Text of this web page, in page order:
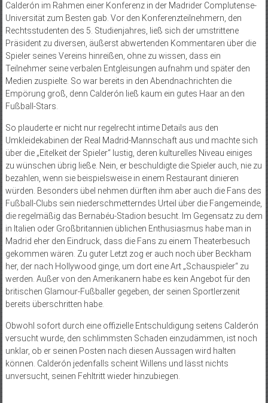
Calderón im Rahmen einer Konferenz in der Madrider Complutense-
Universität zum Besten gab. Vor den Konferenzteilnehmern, den
Rechtsstudenten des 5. Studienjahres, ließ sich der umstrittene
Präsident zu diversen, äußerst abwertenden Kommentaren über die
Spieler seines Vereins hinreißen, ohne zu wissen, dass ein
Teilnehmer seine verbalen Entgleisungen aufnahm und später den
Medien zuspielte. So war bereits in den Abendnachrichten die
Empörung groß, denn Calderón ließ kaum ein gutes Haar an den
Fußball-Stars.
So plauderte er nicht nur regelrecht intime Details aus den
Umkleidekabinen der Real Madrid-Mannschaft aus und machte sich
über die „Eitelkeit der Spieler“ lustig, deren kulturelles Niveau einiges
zu wünschen übrig ließe. Nein, er beschuldigte die Spieler auch, nie zu
bezahlen, wenn sie beispielsweise in einem Restaurant dinieren
würden. Besonders übel nehmen dürften ihm aber auch die Fans des
Fußball-Clubs sein niederschmetterndes Urteil über die Fangemeinde,
die regelmäßig das Bernabéu-Stadion besucht. Im Gegensatz zu dem
in Italien oder Großbritannien üblichen Enthusiasmus habe man in
Madrid eher den Eindruck, dass die Fans zu einem Theaterbesuch
gekommen wären. Zu guter Letzt zog er auch noch über Beckham
her, der nach Hollywood ginge, um dort eine Art „Schauspieler“ zu
werden. Außer von den Amerikanern habe es kein Angebot für den
britischen Glamour-Fußballer gegeben, der seinen Sportlerzenit
bereits überschritten habe.
Obwohl sofort durch eine offizielle Entschuldigung seitens Calderón
versucht wurde, den schlimmsten Schaden einzudämmen, ist noch
unklar, ob er seinen Posten nach diesen Aussagen wird halten
können. Calderón jedenfalls scheint Willens und lässt nichts
unversucht, seinen Fehltritt wieder hinzubiegen.